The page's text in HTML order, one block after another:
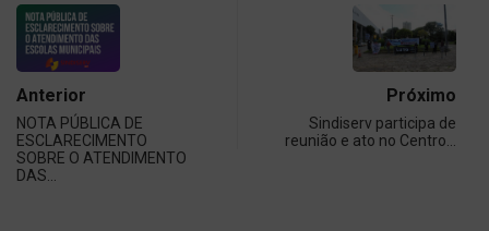
Anterior
NOTA PÚBLICA DE
ESCLARECIMENTO
SOBRE O ATENDIMENTO
DAS…
Próximo
Sindiserv participa de
reunião e ato no Centro…